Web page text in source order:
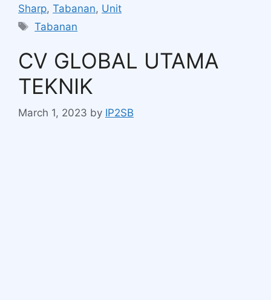
Sharp, Tabanan, Unit
Tabanan
CV GLOBAL UTAMA
TEKNIK
March 1, 2023 by IP2SB